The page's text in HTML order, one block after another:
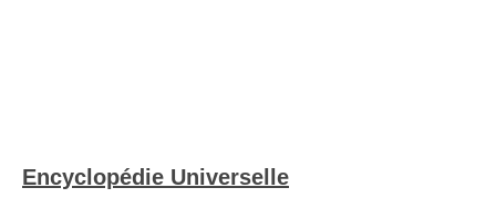
Encyclopédie Universelle